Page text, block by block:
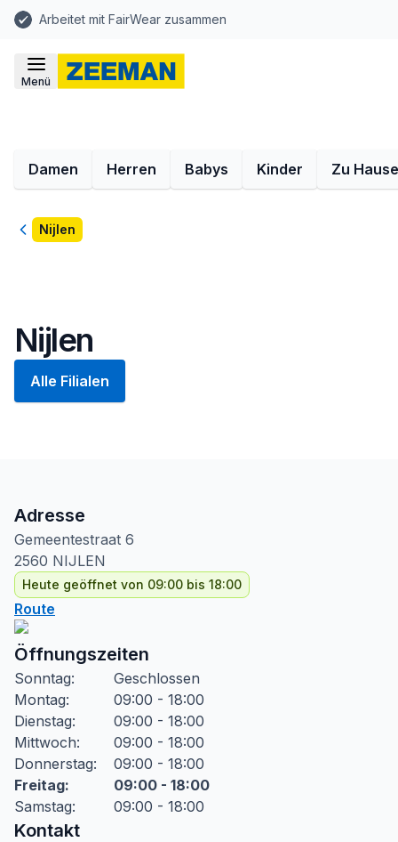
Arbeitet mit FairWear zusammen
Menü
Damen Herren Babys Kinder Zu Hause
Zurück
Nijlen
Nijlen
Alle Filialen
Adresse
Gemeentestraat 6
2560 NIJLEN
Heute geöffnet von 09:00 bis 18:00
Route
Öffnungszeiten
Sonntag:
Geschlossen
Montag:
09:00 - 18:00
Dienstag:
09:00 - 18:00
Mittwoch:
09:00 - 18:00
Donnerstag:
09:00 - 18:00
Freitag:
09:00 - 18:00
Samstag: 09:00 - 18:00
Kontakt